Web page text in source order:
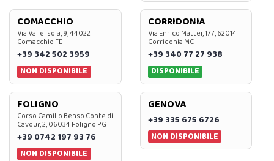
COMACCHIO
Via Valle Isola, 9, 44022
Comacchio FE
+39 342 502 3959
NON DISPONIBILE
CORRIDONIA
Via Enrico Mattei, 177, 62014
Corridonia MC
+39 340 77 27 938
DISPONIBILE
FOLIGNO
Corso Camillo Benso Conte di
Cavour, 2, 06034 Foligno PG
+39 0742 197 93 76
NON DISPONIBILE
GENOVA
+39 335 675 6726
NON DISPONIBILE